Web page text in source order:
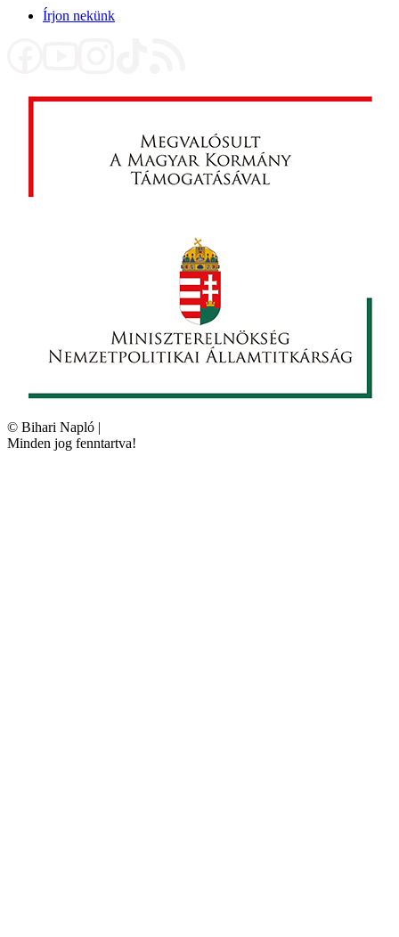
Írjon nekünk
© Bihari Napló |
Minden jog fenntartva!